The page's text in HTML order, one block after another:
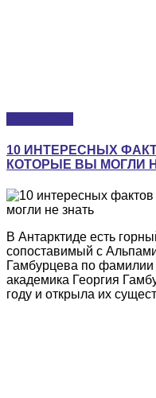
10 ИНТЕРЕСНЫХ
КОТОРЫЕ ВЫ МОГЛИ
В Антарктиде есть
сопоставимый с
Гамбурцева по фамилии
академика Георгия
году и открыла их